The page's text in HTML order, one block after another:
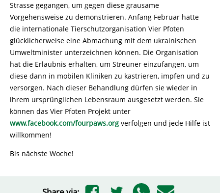
Strasse gegangen, um gegen diese grausame
Vorgehensweise zu demonstrieren. Anfang Februar hatte
die internationale Tierschutzorganisation Vier Pfoten
glücklicherweise eine Abmachung mit dem ukrainischen
Umweltminister unterzeichnen können. Die Organisation
hat die Erlaubnis erhalten, um Streuner einzufangen, um
diese dann in mobilen Kliniken zu kastrieren, impfen und zu
versorgen. Nach dieser Behandlung dürfen sie wieder in
ihrem ursprünglichen Lebensraum ausgesetzt werden. Sie
können das Vier Pfoten Projekt unter
www.facebook.com/fourpaws.org verfolgen und jede Hilfe ist
willkommen!
Bis nächste Woche!